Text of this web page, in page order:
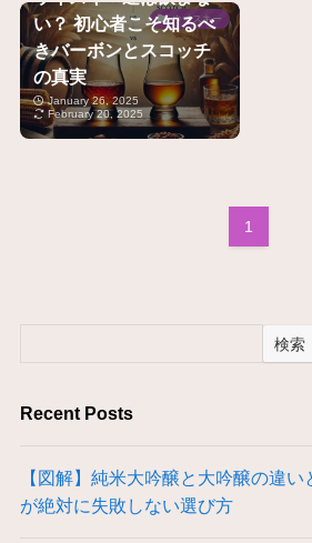
ウイスキー
い？ 初心者こそ知るべ
きバーボンとスコッチ
の真実
January 26, 2025
February 20, 2025
1
検索
Recent Posts
【図解】純米大吟醸と大吟醸の違
が絶対に失敗しない選び方